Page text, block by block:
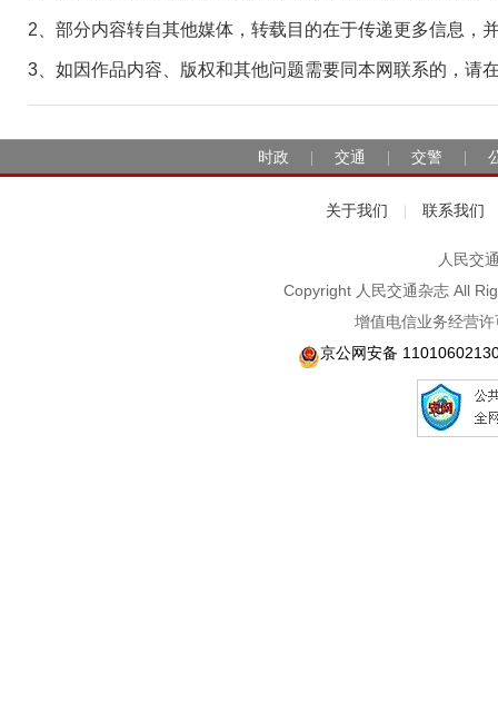
2、部分内容转自其他媒体，转载目的在于传递更多信息，
3、如因作品内容、版权和其他问题需要同本网联系的，请
时政 交通 交警
关于我们 联系我们
人民交
Copyright 人民交通杂志 All
增值电信业务经营
京公网安备